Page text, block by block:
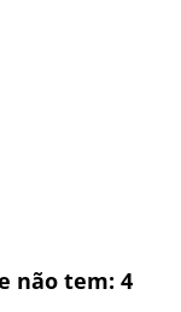
não tem: 4